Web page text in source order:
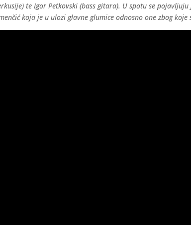
te Igor Petkovski (bass gitara). U spotu se
koja je u ulozi glavne glumice odnosno one zbog koje